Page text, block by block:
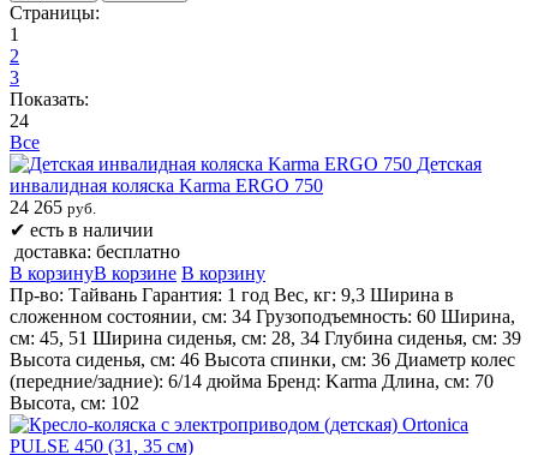
Страницы:
1
2
3
Показать:
24
Все
Детская
инвалидная коляска Karma ERGO 750
24 265 руб.
✔ есть в наличии
доставка: бесплатно
В корзинуВ корзине В корзину
Пр-во: Тайвань Гарантия: 1 год Вес, кг: 9,3 Ширина в
сложенном состоянии, см: 34 Грузоподъемность: 60 Ширина,
см: 45, 51 Ширина сиденья, см: 28, 34 Глубина сиденья, см: 39
Высота сиденья, см: 46 Высота спинки, см: 36 Диаметр колес
(передние/задние): 6/14 дюйма Бренд: Karma Длина, см: 70
Высота, см: 102